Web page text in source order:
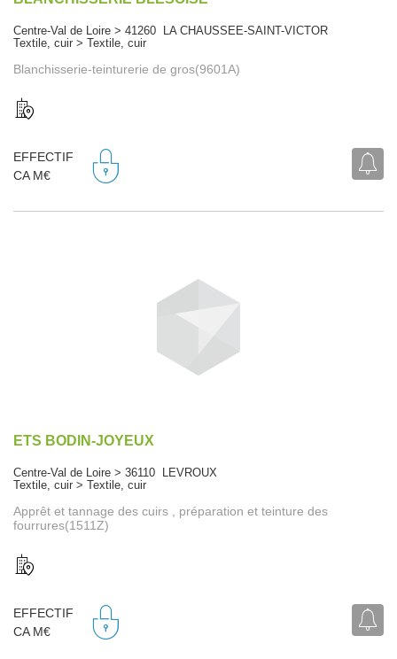
Centre-Val de Loire > 41260 LA CHAUSSEE-SAINT-VICTOR
Textile, cuir > Textile, cuir
Blanchisserie-teinturerie de gros(9601A)
EFFECTIF
CA M€
ETS BODIN-JOYEUX
Centre-Val de Loire > 36110 LEVROUX
Textile, cuir > Textile, cuir
Apprêt et tannage des cuirs , préparation et teinture des
fourrures(1511Z)
EFFECTIF
CA M€